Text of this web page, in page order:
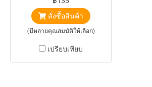
สั่งซื้อสินค้า
(มีหลายคุณสมบัติให้เลือก)
เปรียบเทียบ